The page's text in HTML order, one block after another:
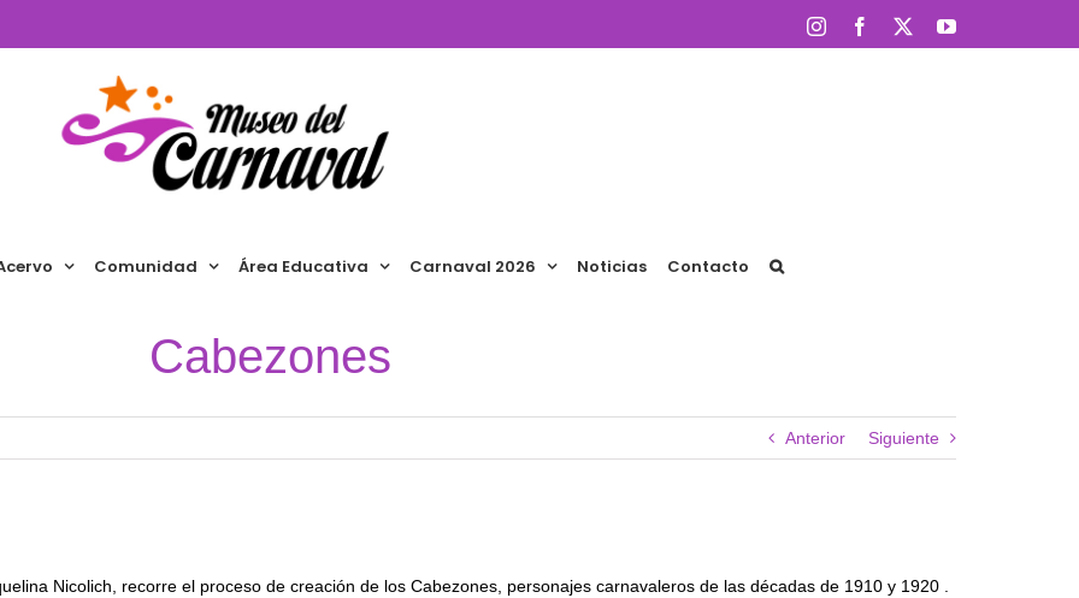
InstagramFacebook YouTube
Comunidad Área Educativa Carnaval 2026 Noticias Contacto
Cabezones
Anterior Siguiente
Nicolich, recorre el proceso de creación de los Cabezones, personajes carnavaleros de las décadas de 1910 y 1920 .